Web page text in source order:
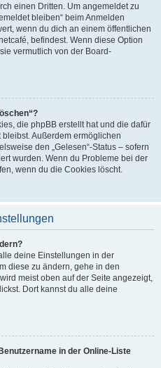
einen Dritten. Um angemeldet zu
bleiben“ beim Anmelden
wenn du dich an einem öffentlichen
befindest. Wenn diese Option
vermutlich von der Board-
die phpBB erstellt hat und die dafür
Außerdem ermöglichen
den „Gelesen“-Status – sofern
wurden. Wenn du Probleme bei der
wenn du die Cookies löscht.
deine Einstellungen in der
diese zu ändern, gehe in den
meist oben auf der Seite angezeigt,
Dort kannst du alle deine
in der Online-Liste